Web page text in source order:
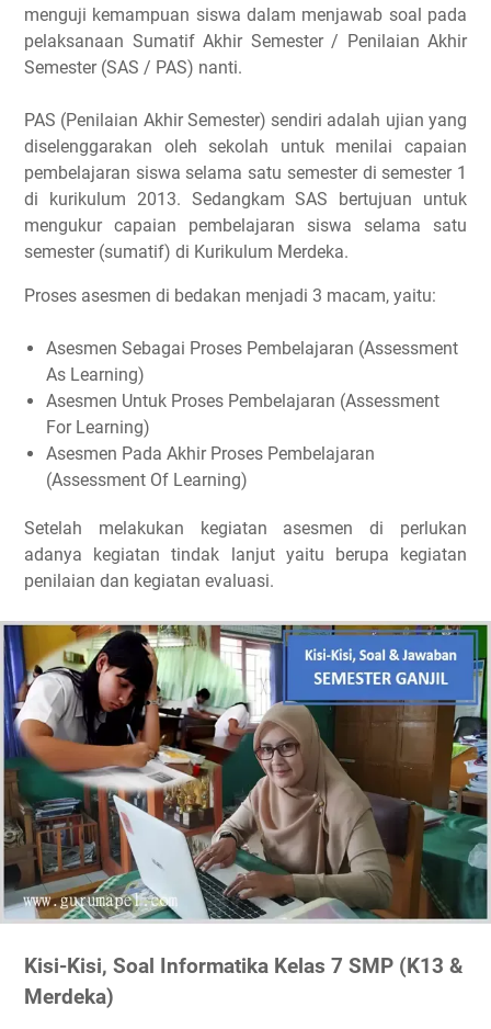
menguji kemampuan siswa dalam menjawab soal pada
pelaksanaan Sumatif Akhir Semester / Penilaian Akhir
Semester (SAS / PAS) nanti.
PAS (Penilaian Akhir Semester) sendiri adalah ujian yang
diselenggarakan oleh sekolah untuk menilai capaian
pembelajaran siswa selama satu semester di semester 1
di kurikulum 2013. Sedangkam SAS bertujuan untuk
mengukur capaian pembelajaran siswa selama satu
semester (sumatif) di Kurikulum Merdeka.
Proses asesmen di bedakan menjadi 3 macam, yaitu:
Asesmen Sebagai Proses Pembelajaran (Assessment
As Learning)
Asesmen Untuk Proses Pembelajaran (Assessment
For Learning)
Asesmen Pada Akhir Proses Pembelajaran
(Assessment Of Learning)
Setelah melakukan kegiatan asesmen di perlukan
adanya kegiatan tindak lanjut yaitu berupa kegiatan
penilaian dan kegiatan evaluasi.
Kisi-Kisi, Soal Informatika Kelas 7 SMP (K13 &
Merdeka)